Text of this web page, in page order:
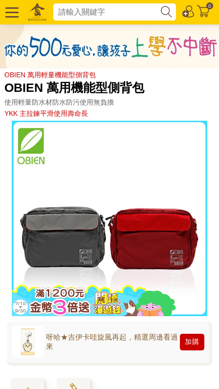
0
OBIEN 萬用輕量機能型側背包
OBIEN 萬用機能型側背包
使用輕量防水材防水防污使用無負擔
YKK 主拉鍊平滑使用壽命長
呀哈★吉伊卡哇旋風再起，精選周邊看過
來
加購